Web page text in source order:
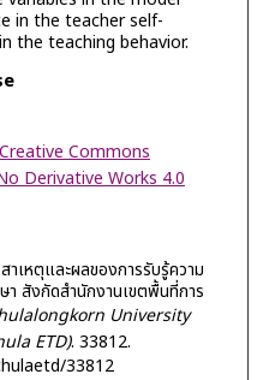
in the teacher self-
the teaching behavior.
Creative Commons
Derivative Works 4.0
เหตุและผลของการรับรู้ความ
สังกัดสำนักงานเขตพื้นที่การ
University
ETD). 33812.
33812